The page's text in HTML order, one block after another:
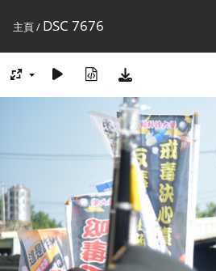
主頁/ DSC 7676